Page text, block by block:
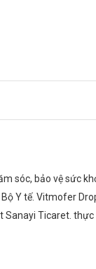
sóc, bảo vệ sức
Y tế. Vitmofer
Sanayi Ticaret.